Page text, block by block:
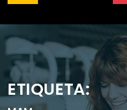
ETIQUETA: